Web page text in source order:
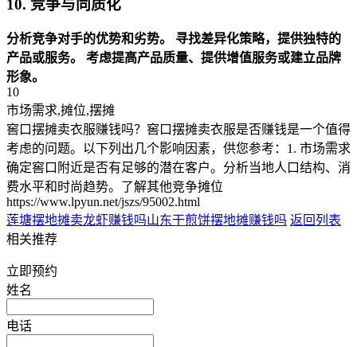
10. 竞争与同质化
分析竞争对手的优势和劣势。
寻找差异化策略，提供独特的
产品或服务。
考虑提高产品质量、提供增值服务或建立品牌
形象。
10
市场需求,摊位,摆摊
窖口摆摊卖衣服赚钱吗？窖口摆摊卖衣服是否赚钱是一个值得
考虑的问题。以下列出几个影响因素，供您参考：1. 市场需求
确定窖口附近是否有足够的潜在客户。分析当地人口结构、消
费水平和时尚趋势。了解其他竞争摊位
https://www.lpyun.net/jszs/95002.html
莲塘摆地摊卖龙虾赚钱吗山东干煎饼摆地摊赚钱吗 返回列表
相关推荐
立即预约
姓名
电话